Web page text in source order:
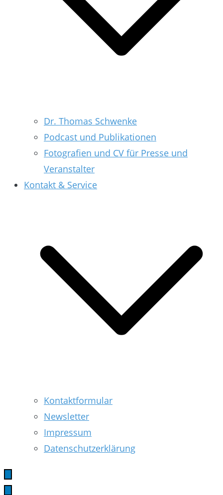
Dr. Thomas Schwenke
Podcast und Publikationen
Fotografien und CV für Presse und
Veranstalter
Kontakt & Service
Kontaktformular
Newsletter
Impressum
Datenschutzerklärung